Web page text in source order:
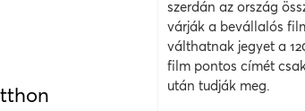
szerdán az ország
várják a bevállalós
válthatnak jegyet a
film pontos címét
után tudják meg.